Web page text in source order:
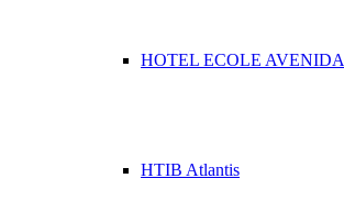
HOTEL ECOLE AVENIDA
HTIB Atlantis